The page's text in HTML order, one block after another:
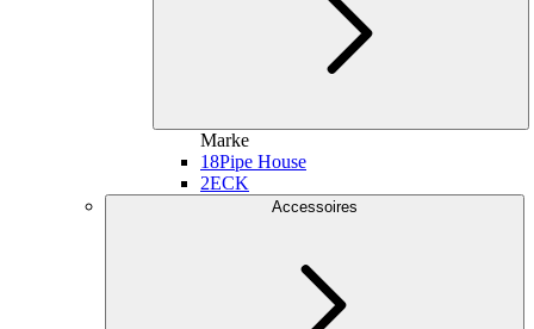
Marke
18Pipe House
2ECK
Accessoires